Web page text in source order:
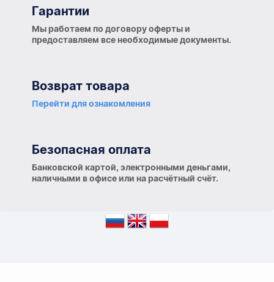
Гарантии
Мы работаем по договору оферты и
предоставляем все необходимые документы.
Возврат товара
Перейти для ознакомления
Безопасная оплата
Банковской картой, электронными деньгами,
наличными в офисе или на расчётный счёт.